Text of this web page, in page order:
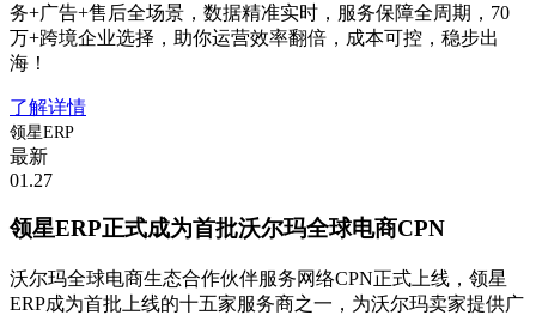
务+广告+售后全场景，数据精准实时，服务保障全周期，70
万+跨境企业选择，助你运营效率翻倍，成本可控，稳步出
海！
了解详情
领星ERP
最新
01.27
领星ERP正式成为首批沃尔玛全球电商CPN
沃尔玛全球电商生态合作伙伴服务网络CPN正式上线，领星
ERP成为首批上线的十五家服务商之一，为沃尔玛卖家提供广